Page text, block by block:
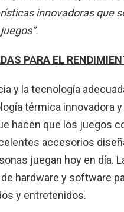
innovadoras que
PARA EL
y la tecnología
térmica innovadora
hacen que los juegos
accesorios
juegan hoy en día.
hardware y software
y entretenidos.